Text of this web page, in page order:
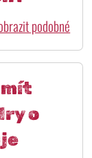
podobné
mít
o